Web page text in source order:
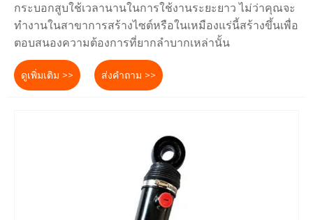
กระบอกสูบใช้เวลานานในการใช้งานระยะยาว ไม่ว่าคุณจะ
ทำงานในสาขาการสร้างไซต์หรือในเหมืองแร่นี้สร้างขึ้นเพื่อ
ตอบสนองความต้องการที่ยากลำบากเหล่านั้น
ดูเพิ่มเติม >> ส่งคำถาม >>